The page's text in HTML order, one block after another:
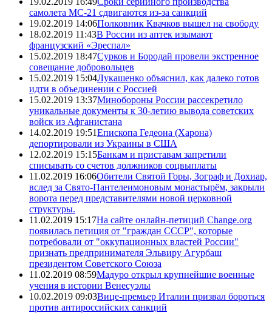
самолета МС-21 сдвигаются из-за санкций
19.02.2019 14:06Полковник Квачков вышел на свободу
18.02.2019 11:43В России из аптек изымают
французский «Эреспал»
15.02.2019 18:47Сурков и Бородай провели экстренное
совещание добровольцев
15.02.2019 15:04Лукашенко объяснил, как далеко готов
идти в объединении с Россией
15.02.2019 13:37Минобороны России рассекретило
уникальные документы к 30-летию вывода советских
войск из Афганистана
14.02.2019 19:51Епископа Гедеона (Харона)
депортировали из Украины в США
12.02.2019 15:15Банкам и приставам запретили
списывать со счетов должников соцвыплаты
11.02.2019 16:06Обители Святой Горы, Зограф и Дохиар,
вслед за Свято-Пантелеимоновым монастырём, закрыли
ворота перед представителями новой церковной
структуры.
11.02.2019 15:17На сайте онлайн-петиций Change.org
появилась петиция от "граждан СССР", которые
потребовали от "оккупационных властей России"
признать предпринимателя Эльвиру Агурбаш
президентом Советского Союза
11.02.2019 08:59Мадуро открыл крупнейшие военные
учения в истории Венесуэлы
10.02.2019 09:03Вице-премьер Италии призвал бороться
против антироссийских санкций